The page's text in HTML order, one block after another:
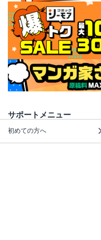
サポートメニュー
初めての方へ